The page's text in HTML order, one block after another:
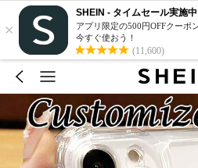
×
SHEIN - タイムセール実施
アプリ限定の500円OFFクーポ
今すぐ使おう！
(11,600)